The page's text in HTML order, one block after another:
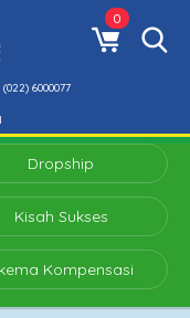
0
(022) 6000077
Dropship
Kisah Sukses
Kompensasi